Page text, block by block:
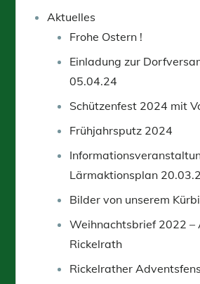
Aktuelles
Frohe Ostern !
Einladung zur
05.04.24
Schützenfest 2024 mit
Frühjahrsputz 2024
Lärmaktionsplan
Bilder von unserem
Weihnachtsbrief 2022 –
Rickelrath
Rickelrather